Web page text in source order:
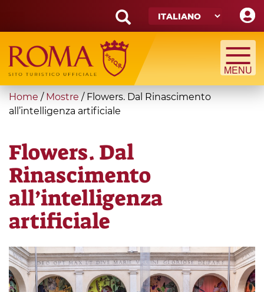
main
content
Search
form
Cerca
You
are
Home / Mostre / Flowers. Dal Rinascimento
all’intelligenza artificiale
Flowers. Dal
Rinascimento
all’intelligenza
artificiale